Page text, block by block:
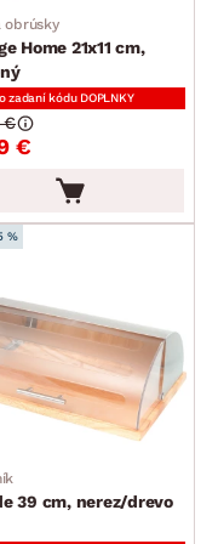
obrúsky
Home 21x11 cm,
zadaní kódu DOPLNKY
€
€
%
39 cm, nerez/drevo